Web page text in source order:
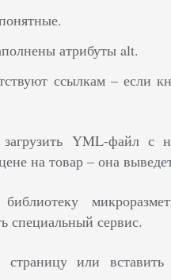
атрибуты alt.
ссылкам – если
YML-файл с
на товар – она
специальный сервис.
или